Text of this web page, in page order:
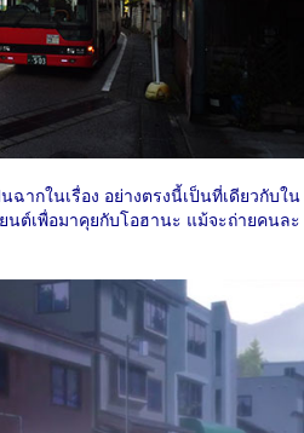
ฉากในเรื่อง อย่างตรงนี้เป็นที่เดียวกับใน
ต์เพื่อมาคุยกับโอฮานะ แม้จะถ่ายคนละ